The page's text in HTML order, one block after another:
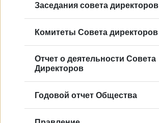
Заседания совета директоров
Комитеты Совета директоров
Отчет о деятельности Совета
Директоров
Годовой отчет Общества